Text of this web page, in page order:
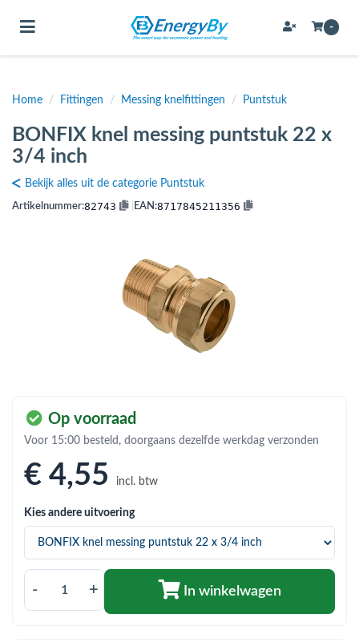
(Bevestigingsmateriaal / schroeven)
(Buffervaten, hygiene boilers & boilervaten)
(Expansievaten)
(Flexibele slangen)
(Installatiemateriaal)
(Sanitair)
(Verwarming, kachels & ketels)
(Warmtepompen en warmtepompboilers)
Toggle navigation -
Home / Fittingen / Messing knelfittingen / Puntstuk
BONFIX knel messing puntstuk 22 x
3/4 inch
Bekijk alles uit de categorie Puntstuk
Artikelnummer:82743 EAN:8717845211356
Op voorraad
Voor 15:00 besteld, doorgaans dezelfde werkdag verzonden
€ 4,55 incl. btw
Kies andere uitvoering
- + In winkelwagen